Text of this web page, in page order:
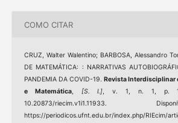
COMO CITAR
CRUZ, Walter Walentino; BARBOSA, Alessandro
DE MATEMÁTICA: : NARRATIVAS
PANDEMIA DA COVID-19. Revista Interdisciplinar
e Matemática, [S. l.], v. 1, n. 1, p.
10.20873/riecim.v1i1.11933.
https://periodicos.ufnt.edu.br/index.php/RIEcim/